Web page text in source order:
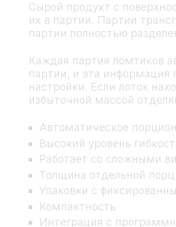
Сырой продукт с
их в партии. Партии
партии полностью
Каждая партия ломтиков
партии, и эта информация
настройки. Если лоток
избыточной массой
Автоматическое
Высокий уровень
Работает со сложными
Толщина отдельной
Упаковки с
Компактность
Интеграция с